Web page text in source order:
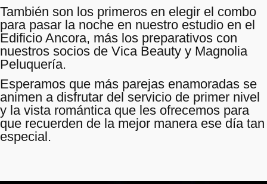
También son los primeros en elegir el combo
para pasar la noche en nuestro estudio en el
Edificio Ancora, más los preparativos con
nuestros socios de Vica Beauty y Magnolia
Peluquería.
Esperamos que más parejas enamoradas se
animen a disfrutar del servicio de primer nivel
y la vista romántica que les ofrecemos para
que recuerden de la mejor manera ese día tan
especial.